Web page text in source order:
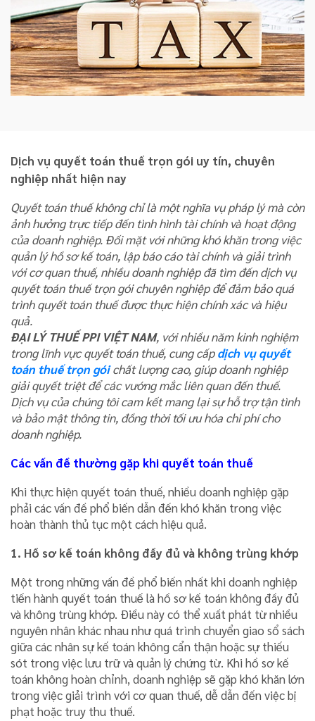
Dịch vụ quyết toán thuế trọn gói uy tín, chuyên
nghiệp nhất hiện nay
Quyết toán thuế không chỉ là một nghĩa vụ pháp lý mà còn
ảnh hưởng trực tiếp đến tình hình tài chính và hoạt động
của doanh nghiệp. Đối mặt với những khó khăn trong việc
quản lý hồ sơ kế toán, lập báo cáo tài chính và giải trình
với cơ quan thuế, nhiều doanh nghiệp đã tìm đến dịch vụ
quyết toán thuế trọn gói chuyên nghiệp để đảm bảo quá
trình quyết toán thuế được thực hiện chính xác và hiệu
quả.
ĐẠI LÝ THUẾ PPI VIỆT NAM, với nhiều năm kinh nghiệm
trong lĩnh vực quyết toán thuế, cung cấpdịch vụ quyết
toán thuế trọn góichất lượng cao, giúp doanh nghiệp
giải quyết triệt để các vướng mắc liên quan đến thuế.
Dịch vụ của chúng tôi cam kết mang lại sự hỗ trợ tận tình
và bảo mật thông tin, đồng thời tối ưu hóa chi phí cho
doanh nghiệp.
Các vấn đề thường gặp khi quyết toán thuế
Khi thực hiện quyết toán thuế, nhiều doanh nghiệp gặp
phải các vấn đề phổ biến dẫn đến khó khăn trong việc
hoàn thành thủ tục một cách hiệu quả.
1. Hồ sơ kế toán không đầy đủ và không trùng khớp
Một trong những vấn đề phổ biến nhất khi doanh nghiệp
tiến hành quyết toán thuế là hồ sơ kế toán không đầy đủ
và không trùng khớp. Điều này có thể xuất phát từ nhiều
nguyên nhân khác nhau như quá trình chuyển giao sổ sách
giữa các nhân sự kế toán không cẩn thận hoặc sự thiếu
sót trong việc lưu trữ và quản lý chứng từ. Khi hồ sơ kế
toán không hoàn chỉnh, doanh nghiệp sẽ gặp khó khăn lớn
trong việc giải trình với cơ quan thuế, dễ dẫn đến việc bị
phạt hoặc truy thu thuế.